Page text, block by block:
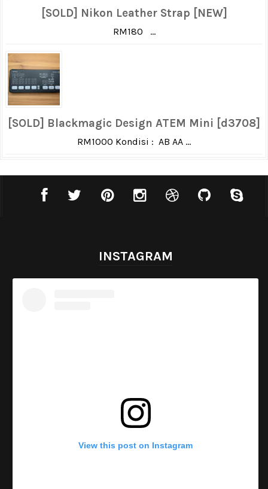
[SOLD] Nikon Leather Strap [NEW]
RM180 ...
[SOLD] Blackmagic Design ATEM Mini [d3708]
RM1000 Kondisi : AB AA ...
INSTAGRAM
View this post on Instagram